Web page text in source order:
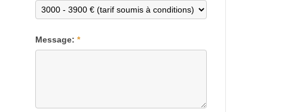
Message: *